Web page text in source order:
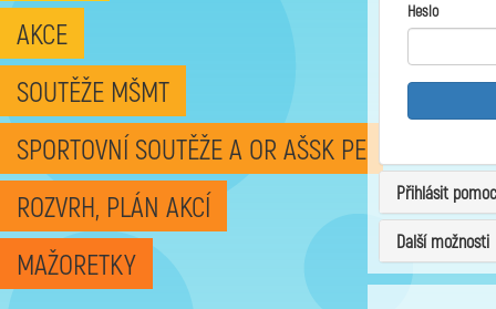
AKCE
SOUTĚŽE MŠMT
SPORTOVNÍ SOUTĚŽE A OR AŠSK PE
ROZVRH, PLÁN AKCÍ
MAŽORETKY
Heslo
Přihlásit
Další možnosti